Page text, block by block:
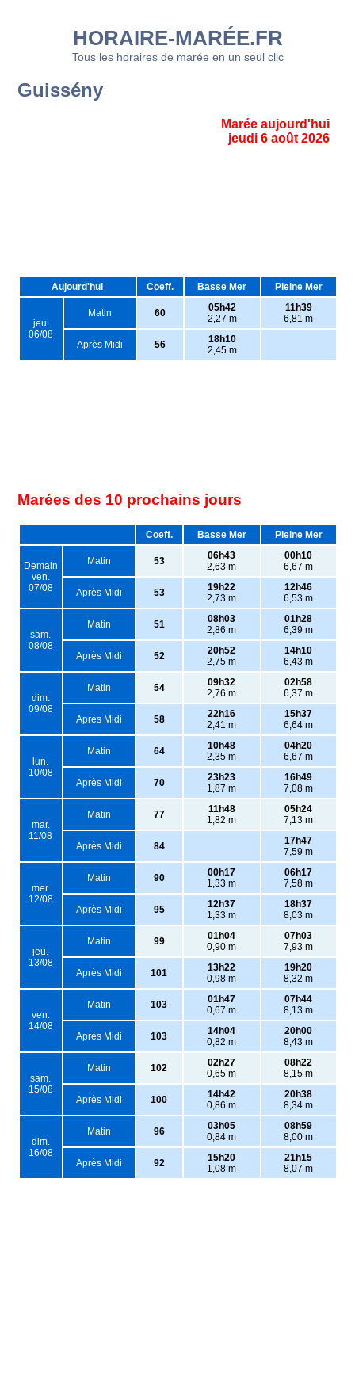
HORAIRE-MARÉE.FR
Tous les horaires de marée en un seul clic
Guissény
Marée aujourd'hui
jeudi 6 août 2026
Aujourd'hui Coeff. Basse Mer Pleine Mer
jeu.
06/08
Matin 60
05h42
2,27 m
11h39
6,81 m
Après Midi 56
18h10
2,45 m
Marées des 10 prochains jours
Coeff. Basse Mer Pleine Mer
Demain
ven.
07/08
Matin 53
06h43
2,63 m
00h10
6,67 m
Après Midi 53
19h22
2,73 m
12h46
6,53 m
sam.
08/08
Matin 51
08h03
2,86 m
01h28
6,39 m
Après Midi 52
20h52
2,75 m
14h10
6,43 m
dim.
09/08
Matin 54
09h32
2,76 m
02h58
6,37 m
Après Midi 58
22h16
2,41 m
15h37
6,64 m
lun.
10/08
Matin 64
10h48
2,35 m
04h20
6,67 m
Après Midi 70
23h23
1,87 m
16h49
7,08 m
mar.
11/08
Matin 77
11h48
1,82 m
05h24
7,13 m
Après Midi 84
17h47
7,59 m
mer.
12/08
Matin 90
00h17
1,33 m
06h17
7,58 m
Après Midi 95
12h37
1,33 m
18h37
8,03 m
jeu.
13/08
Matin 99
01h04
0,90 m
07h03
7,93 m
Après Midi 101
13h22
0,98 m
19h20
8,32 m
ven.
14/08
Matin 103
01h47
0,67 m
07h44
8,13 m
Après Midi 103
14h04
0,82 m
20h00
8,43 m
sam.
15/08
Matin 102
02h27
0,65 m
08h22
8,15 m
Après Midi 100
14h42
0,86 m
20h38
8,34 m
dim.
16/08
Matin 96
03h05
0,84 m
08h59
8,00 m
Après Midi 92
15h20
1,08 m
21h15
8,07 m